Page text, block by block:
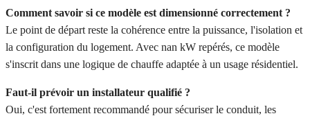
Comment savoir si ce modèle est dimensionné correctement ?
Le point de départ reste la cohérence entre la puissance, l'isolation et
la configuration du logement. Avec nan kW repérés, ce modèle
s'inscrit dans une logique de chauffe adaptée à un usage résidentiel.
Faut-il prévoir un installateur qualifié ?
Oui, c'est fortement recommandé pour sécuriser le conduit, les